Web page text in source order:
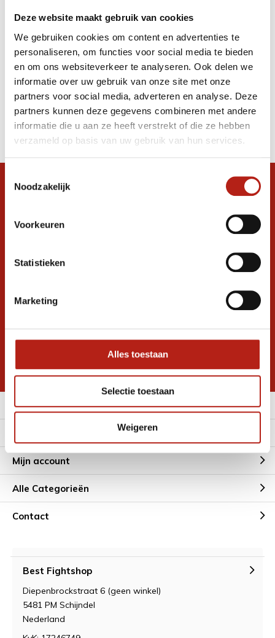
Deze website maakt gebruik van cookies
We gebruiken cookies om content en advertenties te
personaliseren, om functies voor social media te bieden
en om ons websiteverkeer te analyseren. Ook delen we
informatie over uw gebruik van onze site met onze
partners voor social media, adverteren en analyse. Deze
partners kunnen deze gegevens combineren met andere
informatie die u aan ze heeft verstrekt of die ze hebben
verzameld op basis van uw gebruik van hun services.
Noodzakelijk
Voorkeuren
Statistieken
Marketing
Alles toestaan
Selectie toestaan
Weigeren
Apply filters
Producten getagd met
85m
Producten
Filter
Sorteren op
Snel antwoord op je vraag?
graag verder. 24/7
Ontvang de nieuwste aanbiedingen en
Inschrijven voor
* Lees hier de wettelijke beperkingen
Meer informatie
Mijn account
Alle Categorieën
Contact
Best Fightshop
Diepenbrockstraat 6 (geen winkel)
5481 PM Schijndel
Nederland